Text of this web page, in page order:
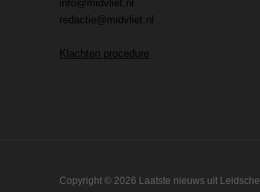
info@midvliet.nl
redactie@midvliet.nl
Klachten procedure
Copyright © 2026 Laatste nieuws uit